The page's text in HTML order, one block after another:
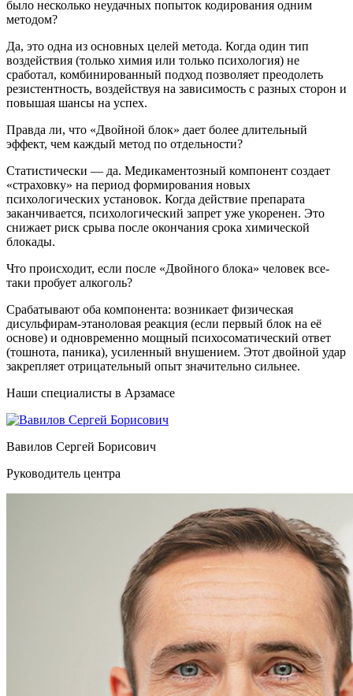
было несколько неудачных попыток кодирования одним
методом?
Да, это одна из основных целей метода. Когда один тип
воздействия (только химия или только психология) не
сработал, комбинированный подход позволяет преодолеть
резистентность, воздействуя на зависимость с разных сторон и
повышая шансы на успех.
Правда ли, что «Двойной блок» дает более длительный
эффект, чем каждый метод по отдельности?
Статистически — да. Медикаментозный компонент создает
«страховку» на период формирования новых
психологических установок. Когда действие препарата
заканчивается, психологический запрет уже укоренен. Это
снижает риск срыва после окончания срока химической
блокады.
Что происходит, если после «Двойного блока» человек все-
таки пробует алкоголь?
Срабатывают оба компонента: возникает физическая
дисульфирам-этаноловая реакция (если первый блок на её
основе) и одновременно мощный психосоматический ответ
(тошнота, паника), усиленный внушением. Этот двойной удар
закрепляет отрицательный опыт значительно сильнее.
Наши специалисты в Арзамасе
Вавилов Сергей Борисович
Руководитель центра